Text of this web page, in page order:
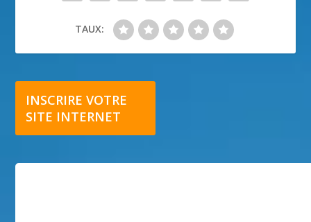
TAUX:
INSCRIRE VOTRE
SITE INTERNET